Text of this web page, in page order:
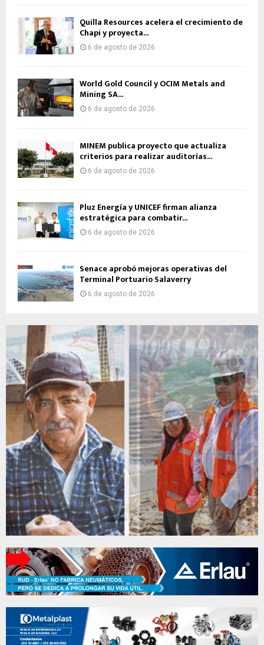
Quilla Resources acelera el crecimiento de
Chapi y proyecta...
6 de agosto de 2026
World Gold Council y OCIM Metals and
Mining SA...
6 de agosto de 2026
MINEM publica proyecto que actualiza
criterios para realizar auditorías...
6 de agosto de 2026
Pluz Energía y UNICEF firman alianza
estratégica para combatir...
6 de agosto de 2026
Senace aprobó mejoras operativas del
Terminal Portuario Salaverry
6 de agosto de 2026